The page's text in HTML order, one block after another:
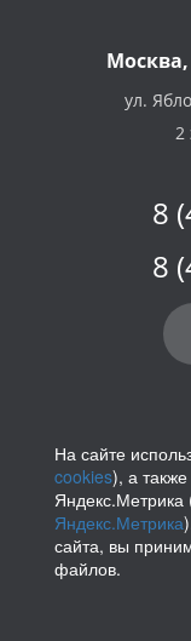
Москва,
ул.
2
8
8
На сайте
cookies), а
Яндекс.Метрика
Яндекс.Метрика
сайта, вы
файлов.